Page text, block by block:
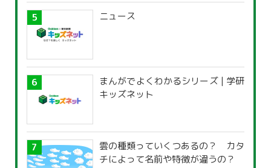
ニュース
まんがでよくわかるシリーズ | 学研
キッズネット
雲の種類っていくつあるの？ カタ
チによって名前や特徴が違うの？